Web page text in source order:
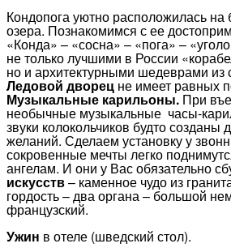
Кондопога уютно расположилась на
озера. Познакомимся с ее
«Конда» – «сосна» – «пога» –
не только лучшими в России
но и архитектурными шедеврами из
Ледовой дворец не имеет равных
Музыкальные карильоны. При
необычные музыкальные часы-
звуки колокольчиков будто созданы
желаний. Сделаем установку у
сокровенные мечты легко
ангелам. И они у Вас обязательно
искусств– каменное чудо из
гордость – два органа – большой
французский.
Ужин в отеле (шведский стол).